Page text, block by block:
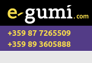
+359 87 7265509
+359 89 3605888